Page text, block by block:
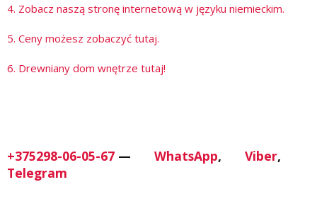
4. Zobacz naszą stronę internetową w języku niemieckim.
5. Ceny możesz zobaczyć tutaj.
6. Drewniany dom wnętrze tutaj!
+375298-06-05-67 — WhatsApp, Viber,
Telegram